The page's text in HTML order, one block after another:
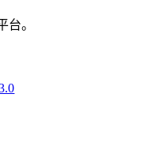
台。